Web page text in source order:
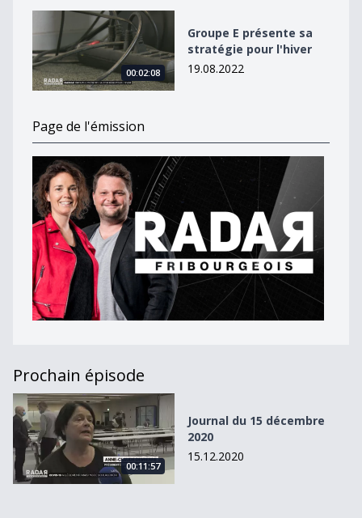
Groupe E présente sa stratégie pour l&#039;hiver
00:02:08
Groupe E présente sa
stratégie pour l'hiver
19.08.2022
Page de l'émission
Prochain épisode
Journal du 15 décembre 2020
00:11:57
Journal du 15 décembre
2020
15.12.2020